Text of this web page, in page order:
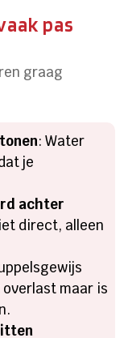
pas
graag
: Water
je
achter
direct, alleen
maar is